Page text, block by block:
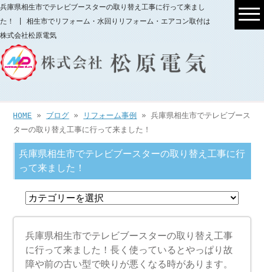
兵庫県相生市でテレビブースターの取り替え工事に行って来まし
た！ | 相生市でリフォーム・水回りリフォーム・エアコン取付は
株式会社松原電気
HOME » ブログ » リフォーム事例
» 兵庫県相生市でテレビブース
ターの取り替え工事に行って来ました！
兵庫県相生市でテレビブースターの取り替え工事に行
って来ました！
兵庫県相生市でテレビブースターの取り替え工事
に行って来ました！長く使っているとやっぱり故
障や前の古い型で映りが悪くなる時があります。